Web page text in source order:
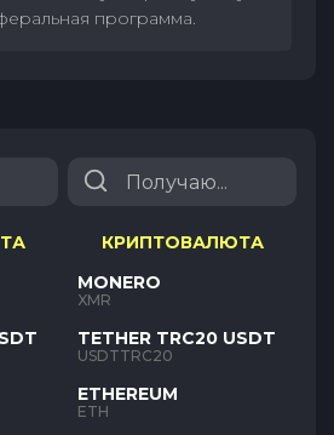
программа.
КРИПТОВАЛЮТА
MONERO
XMR
TETHER TRC20 USDT
USDTTRC20
ETHEREUM
ETH